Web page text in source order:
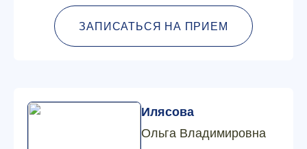
ЗАПИСАТЬСЯ НА ПРИЕМ
Илясова
Ольга Владимировна